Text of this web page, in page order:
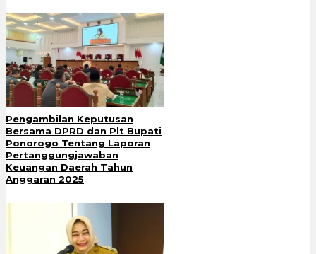
Pengambilan Keputusan
Bersama DPRD dan Plt Bupati
Ponorogo Tentang Laporan
Pertanggungjawaban
Keuangan Daerah Tahun
Anggaran 2025